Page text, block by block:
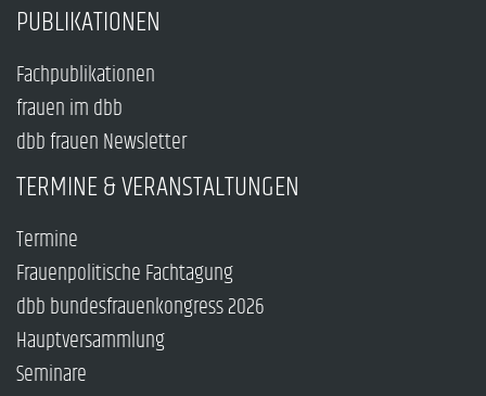
PUBLIKATIONEN
Fachpublikationen
frauen im dbb
dbb frauen Newsletter
TERMINE & VERANSTALTUNGEN
Termine
Frauenpolitische Fachtagung
dbb bundesfrauenkongress 2026
Hauptversammlung
Seminare